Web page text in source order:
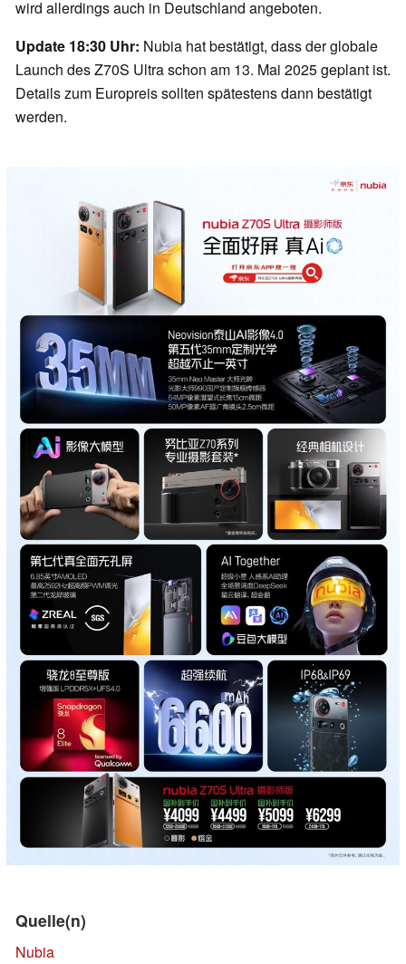
wird allerdings auch in Deutschland angeboten.
Update 18:30 Uhr: Nubia hat bestätigt, dass der globale
Launch des Z70S Ultra schon am 13. Mai 2025 geplant ist.
Details zum Europreis sollten spätestens dann bestätigt
werden.
Quelle(n)
Nubia